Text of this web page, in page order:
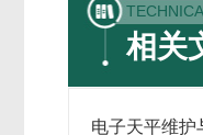
相关
电子天平维护